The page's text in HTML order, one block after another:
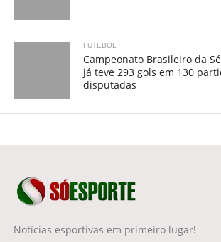
FUTEBOL
Campeonato Brasileiro da
já teve 293 gols em 130
disputadas
Notícias esportivas em primeiro lugar!